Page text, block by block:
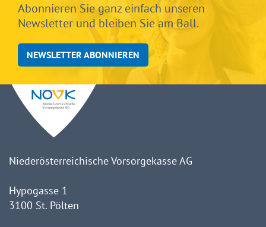
Abonnieren Sie ganz einfach unseren
Newsletter und bleiben Sie am Ball.
NEWSLETTER ABONNIEREN
Niederösterreichische Vorsorgekasse AG
Hypogasse 1
3100 St. Pölten